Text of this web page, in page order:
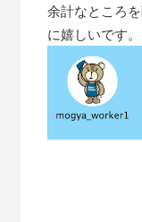
余計なところ
に嬉しいです。